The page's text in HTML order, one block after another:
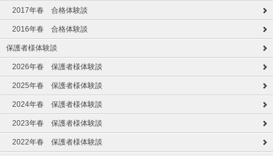
2017年春 合格体験談
2016年春 合格体験談
保護者様体験談
2026年春 保護者様体験談
2025年春 保護者様体験談
2024年春 保護者様体験談
2023年春 保護者様体験談
2022年春 保護者様体験談